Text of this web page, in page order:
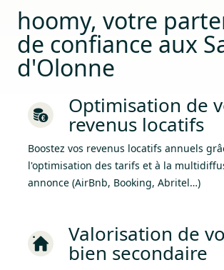
hoomy, votre
de confiance aux
d'Olonne
Optimisation de
revenus locatifs
Boostez vos revenus locatifs annuels
l'optimisation des tarifs et à la
annonce (AirBnb, Booking, Abritel…)
Valorisation de
bien secondaire